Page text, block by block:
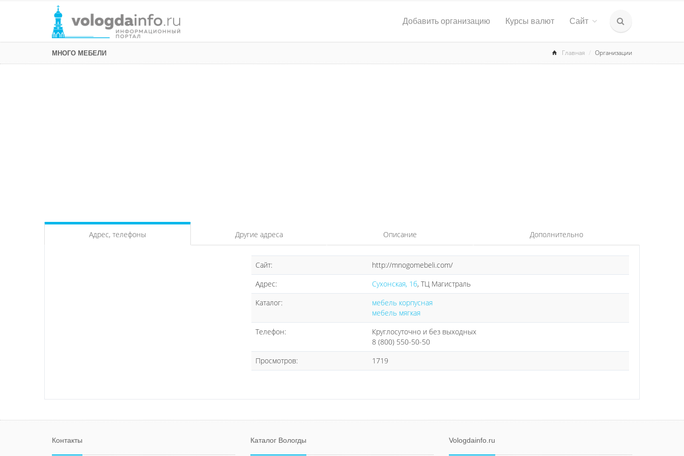
Добавить организацию Курсы валют Сайт
МНОГО МЕБЕЛИ Главная Организации
Адрес, телефоны Другие адреса Описание Дополнительно
Сайт:
http://mnogomebeli.com/
Адрес:
Сухонская, 1б, ТЦ Магистраль
Каталог:
мебель корпусная
мебель мягкая
Телефон:
Круглосуточно и без выходных
8 (800) 550-50-50
Просмотров:
1719
Контакты Каталог Вологды Vologdainfo.ru